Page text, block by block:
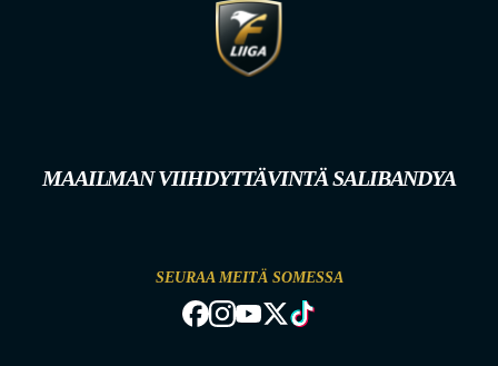
MAAILMAN VIIHDYTTÄVINTÄ SALIBANDYA
SEURAA MEITÄ SOMESSA